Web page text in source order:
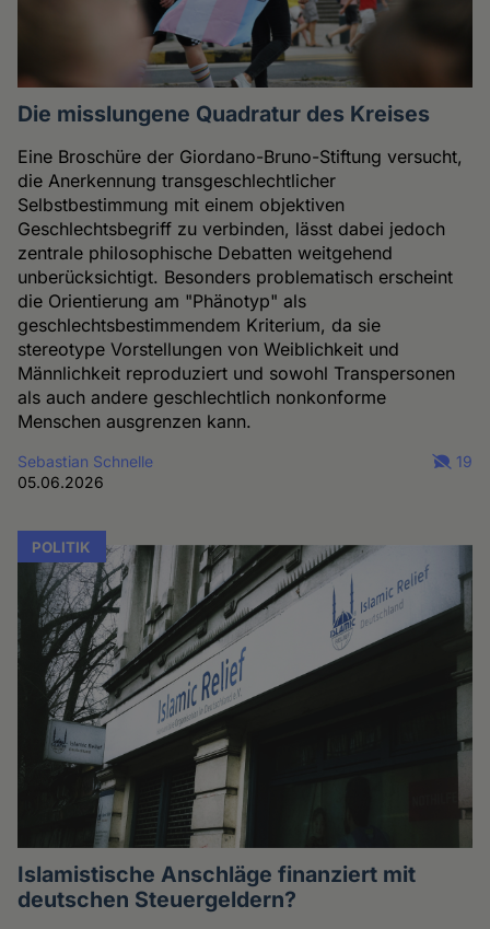
Die misslungene Quadratur des Kreises
Eine Broschüre der Giordano-Bruno-Stiftung versucht,
die Anerkennung transgeschlechtlicher
Selbstbestimmung mit einem objektiven
Geschlechtsbegriff zu verbinden, lässt dabei jedoch
zentrale philosophische Debatten weitgehend
unberücksichtigt. Besonders problematisch erscheint
die Orientierung am "Phänotyp" als
geschlechtsbestimmendem Kriterium, da sie
stereotype Vorstellungen von Weiblichkeit und
Männlichkeit reproduziert und sowohl Transpersonen
als auch andere geschlechtlich nonkonforme
Menschen ausgrenzen kann.
Sebastian Schnelle
05.06.2026
19
POLITIK
Islamistische Anschläge finanziert mit
deutschen Steuergeldern?